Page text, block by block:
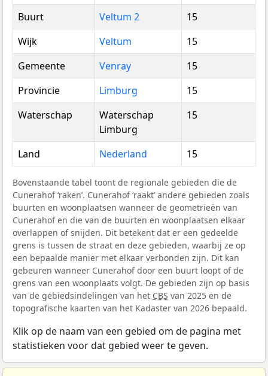
Buurt
Veltum 2
15
Wijk
Veltum
15
Gemeente
Venray
15
Provincie
Limburg
15
Waterschap
Waterschap
Limburg
15
Land Nederland 15
Bovenstaande tabel toont de regionale gebieden die de
Cunerahof ‘raken’. Cunerahof ‘raakt’ andere gebieden zoals
buurten en woonplaatsen wanneer de geometrieën van
Cunerahof en die van de buurten en woonplaatsen elkaar
overlappen of snijden. Dit betekent dat er een gedeelde
grens is tussen de straat en deze gebieden, waarbij ze op
een bepaalde manier met elkaar verbonden zijn. Dit kan
gebeuren wanneer Cunerahof door een buurt loopt of de
grens van een woonplaats volgt. De gebieden zijn op basis
van de gebiedsindelingen van het CBS van 2025 en de
topografische kaarten van het Kadaster van 2026 bepaald.
Klik op de naam van een gebied om de pagina met
statistieken voor dat gebied weer te geven.